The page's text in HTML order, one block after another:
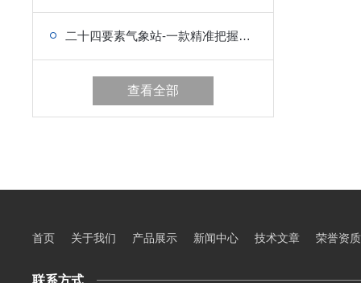
二十四要素气象站-一款精准把握气象发展韵律的小型气象站
查看全部
首页 关于我们 产品展示 新闻中心 技术文章 荣誉资质
联系方式